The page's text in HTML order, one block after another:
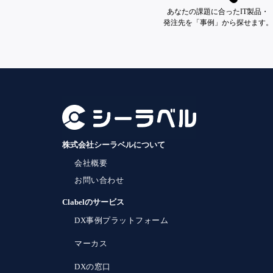
あなたの課題に合ったIT製品・
発注先を「事例」から探せます。
株式会社シーラベルについて
会社概要
お問い合わせ
Clabelのサービス
DX事例プラットフォーム
マーカス
DXの窓口